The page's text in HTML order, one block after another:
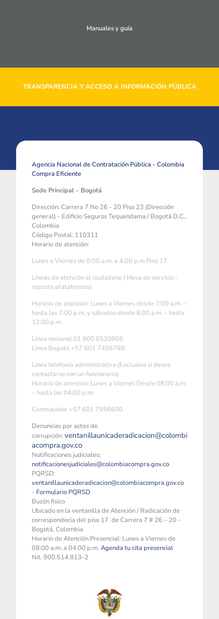
Manuales y guía
TRANSPARENCIA Y ACCESO A INFORMACIÓN PÚBLICA
Agencia Nacional de Contratación Pública - Colombia
Compra Eficiente
Sede Principal - Bogotá
Dirección: Carrera 7 No 26 - 20 Piso 23 (Dirección
general) - Edificio Seguros Tequendama / Bogotá D.C.,
Colombia
Código Postal: 110311
Horario de atención:
Lunes a Viernes de 8:00 a.m. a 4:00 p.m Piso 17
Líneas de atención al ciudadano ( Mesa de servicio -
soporte plataformas)
Horario de atención: Lunes a Viernes desde 7:00 a.m. –
hasta las 7:00 p.m. y sábados desde 8:00 a.m. - hasta
12:00 p.m.
Linea nacional 01 800 0520808
Linea Bogotá +57 601 7456788
Linea telefonía administrativa (Exclusiva si desea
contactarse con un funcionario)
Horario de atención: Lunes a Viernes Desde 08:00 a.m.
– hasta las 04:00 p.m.
Conmutador +57 601 7956600
Denuncias por actos de
corrupción: ventanillaunicaderadicacion@colombi
acompra.gov.co
Notificaciones judiciales:
notificacionesjudiciales@colombiacompra.gov.co
PQRSD:
ventanillaunicaderadicacion@colombiacompra.gov.co
- Formulario PQRSD
Buzón físico
Ubicado en la ventanilla de Atención / Radicación de
correspondecia del piso 17 de Carrera 7 # 26 – 20 -
Bogotá, Colombia
Horario de Atención Presencial: Lunes a Viernes de
08:00 a.m. a 04:00 p.m. Agenda tu cita presencial
Nit. 900.514.813-2